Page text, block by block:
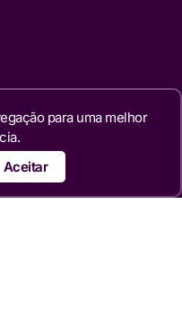
para uma melhor
Aceitar